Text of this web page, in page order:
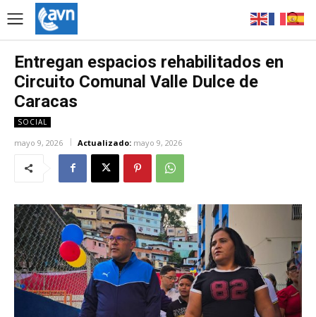
Entregan espacios rehabilitados en
Circuito Comunal Valle Dulce de
Caracas
SOCIAL
mayo 9, 2026 Actualizado: mayo 9, 2026